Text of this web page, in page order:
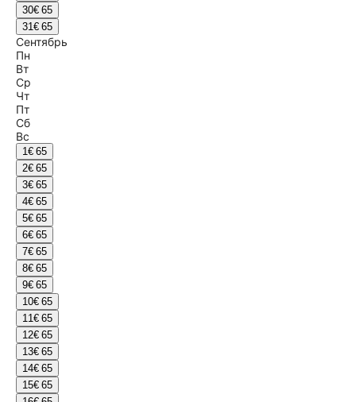
30€ 65
31€ 65
Сентябрь
Пн
Вт
Ср
Чт
Пт
Сб
Вс
1€ 65
2€ 65
3€ 65
4€ 65
5€ 65
6€ 65
7€ 65
8€ 65
9€ 65
10€ 65
11€ 65
12€ 65
13€ 65
14€ 65
15€ 65